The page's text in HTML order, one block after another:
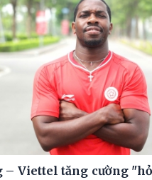
– Viettel tăng cường